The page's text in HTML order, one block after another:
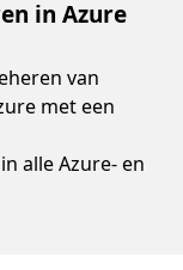
in Azure
van
met een
alle Azure- en